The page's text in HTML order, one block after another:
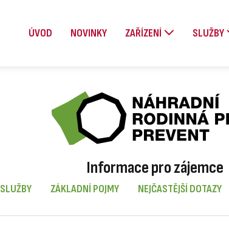
ÚVOD NOVINKY ZAŘÍZENÍ SLUŽBY
Informace pro zájemce
SLUŽBY ZÁKLADNÍ POJMY NEJČASTĚJŠÍ DOTAZY